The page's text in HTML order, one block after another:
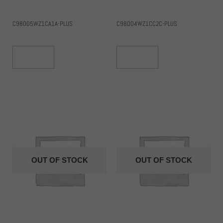
C98005WZ1CA1A-PLUS C98004WZ1CC2C-PLUS
OUT OF STOCK OUT OF STOCK